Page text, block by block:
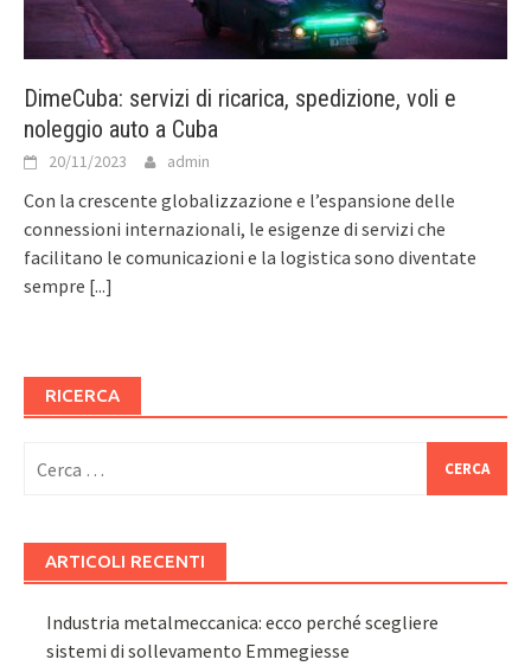
DimeCuba: servizi di ricarica, spedizione, voli e
noleggio auto a Cuba
20/11/2023 admin
Con la crescente globalizzazione e l’espansione delle
connessioni internazionali, le esigenze di servizi che
facilitano le comunicazioni e la logistica sono diventate
sempre [...]
RICERCA
per:
ARTICOLI RECENTI
Industria metalmeccanica: ecco perché scegliere
sistemi di sollevamento Emmegiesse